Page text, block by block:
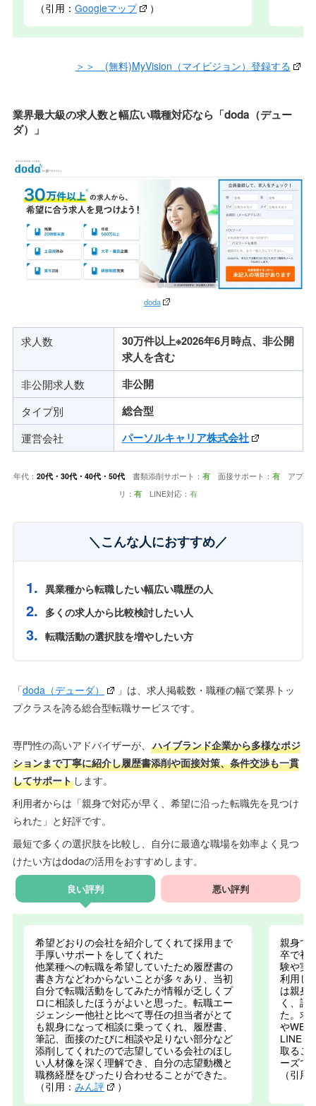
（引用：Googleマップ ）
＞＞ (無料)MyVision（マイビジョン）登録する
業界最大級の求人数と幅広い職種対応なら「doda（デュー
ダ）」
doda
求人数
30万件以上※2026年6月時点、非公開
求人を含む
非公開求人数 非公開
タイプ別 総合型
運営会社 パーソルキャリア株式会社
年代： 20代・30代・40代・50代書類添削サポート： 有面接サポート： 有アプ
リ： 有 LINE対応： 有
＼こんな人におすすめ／
異業種から転職したい幅広い職歴の人
多くの求人から比較検討したい人
転職活動の選択肢を増やしたい方
「doda（デューダ）
」は、求人掲載数・職種の幅で業界トッ
プクラスを誇る総合型転職サービスです。
専門性の高いアドバイザーが、 ハイブランド企業から多様なポジ
ションまで丁寧に紹介し履歴書添削や面接対策、条件交渉も一貫
してサポートします。
利用者からは「親身で対応が早く、希望に沿った転職先を見つけ
られた」と好評です。
最短で多くの選択肢を比較し、自分に最適な職場を効率よく見つ
けたい方はdodaの活用をおすすめします。
良い評判 悪い評判
希望どおりの会社を紹介してくれて採用まで
手厚いサポートをしてくれた
他業種への転職を希望していたため履歴書の
書き方などわからないことが多々あり、当初
自分で転職活動をしてみたが情報が乏しくプ
ロに相談したほうがよいと思った。転職エー
ジェンシー他社と比べて専任の担当者がとて
も親身になって相談に乗ってくれ、履歴書、
筆記、面接のたびに相談や足りない部分など
添削してくれたので志望している会社のほし
い人材像を深く理解でき、自分の志望動機と
職務経歴をぴったり合わせることができた。
（引用：みん評 ）
親身で
卒で初
験や実
利用し
は親身
く、論
た。求
やWEB
LINEを
取るこ
ーズで
（引用